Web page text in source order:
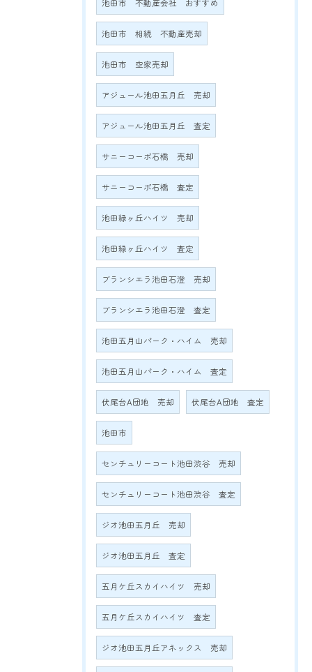
池田市 不動産会社 おすすめ
池田市 相続 不動産売却
池田市 空家売却
アジュール池田五月丘 売却
アジュール池田五月丘 査定
サニーコーポ石橋 売却
サニーコーポ石橋 査定
池田緑ヶ丘ハイツ 売却
池田緑ヶ丘ハイツ 査定
ブランシエラ池田石澄 売却
ブランシエラ池田石澄 査定
池田五月山パーク・ハイム 売却
池田五月山パーク・ハイム 査定
伏尾台A団地 売却 伏尾台A団地 査定
池田市
センチュリーコート池田渋谷 売却
センチュリーコート池田渋谷 査定
ジオ池田五月丘 売却
ジオ池田五月丘 査定
五月ケ丘スカイハイツ 売却
五月ケ丘スカイハイツ 査定
ジオ池田五月丘アネックス 売却